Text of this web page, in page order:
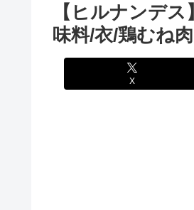
【ヒルナンデ
味料/衣/鶏むね肉
X